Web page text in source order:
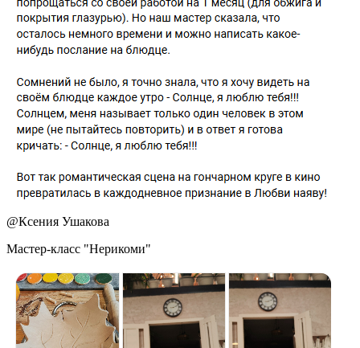
@Ксения Ушакова
Мастер-класс "Нерикоми"